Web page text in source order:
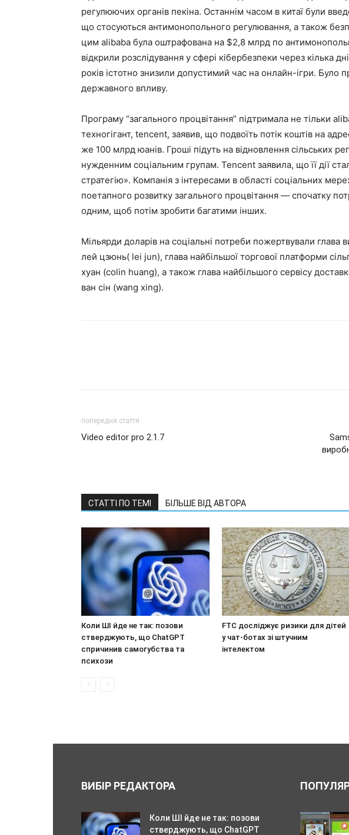
регулюючих органів пекіна. Останнім часом в китаї були
що стосуються антимонопольного регулювання, а також
цим alibaba була оштрафована на $2,8 млрд по
відкрили розслідування у сфері кібербезпеки через кілька
років істотно знизили допустимий час на онлайн-ігри. Було
державного впливу.
Програму “загального процвітання” підтримала не тільки
техногігант, tencent, заявив, що подвоїть потік коштів на
же 100 млрд юанів. Гроші підуть на відновлення сільських
нужденним соціальним групам. Tencent заявила, що її дії
стратегію». Компанія з інтересами в області соціальних
поетапного розвитку загального процвітання — спочатку
одним, щоб потім зробити багатими інших.
Мільярди доларів на соціальні потреби пожертвували глава
лей цзюнь( lei jun), глава найбільшої торгової платформи
хуан (colin huang), а також глава найбільшого сервісу
ван сін (wang xing).
попередня стаття
Video editor pro 2.1.7
СТАТТІ ПО ТЕМІ БІЛЬШЕ ВІД АВТОРА
Коли ШІ йде не так: позови
стверджують, що ChatGPT
спричинив самогубства та
психози
FTC досліджує ризики для дітей
у чат-ботах зі штучним
інтелектом
ВИБІР РЕДАКТОРА
Коли ШІ йде не так: позови
стверджують, що ChatGPT